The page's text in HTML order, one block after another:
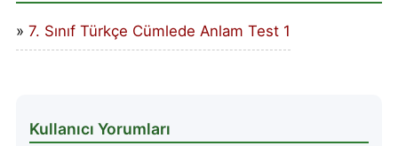
7. Sınıf Türkçe Cümlede Anlam Test 1
Kullanıcı Yorumları